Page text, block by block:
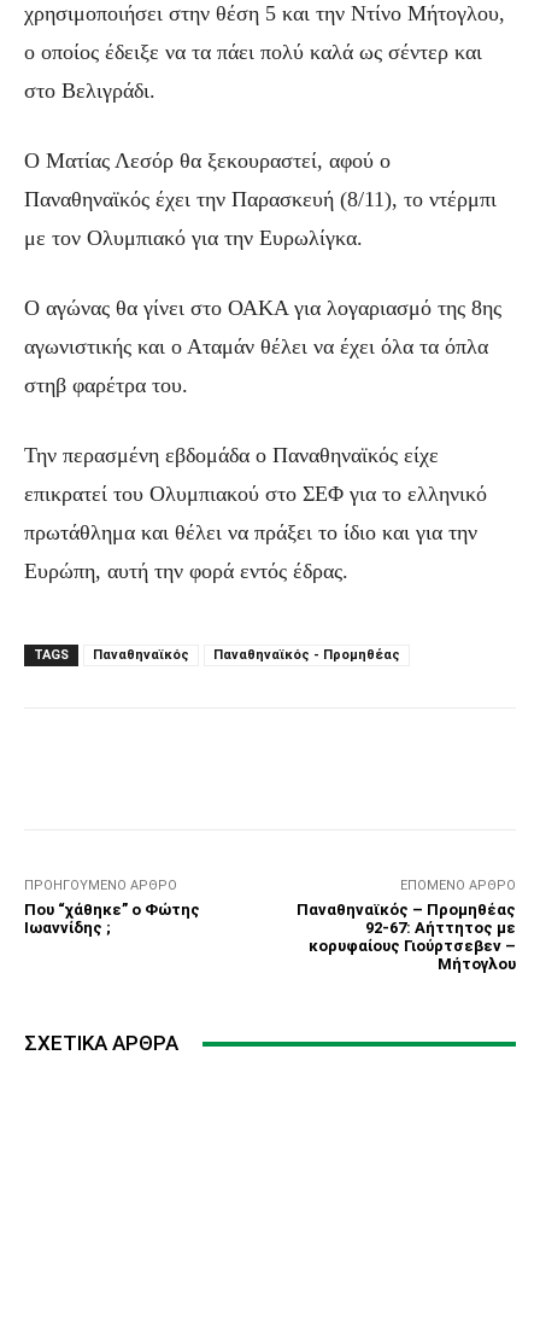
χρησιμοποιήσει στην θέση 5 και την Ντίνο Μήτογλου,
ο οποίος έδειξε να τα πάει πολύ καλά ως σέντερ και
στο Βελιγράδι.
Ο Ματίας Λεσόρ θα ξεκουραστεί, αφού ο
Παναθηναϊκός έχει την Παρασκευή (8/11), το ντέρμπι
με τον Ολυμπιακό για την Ευρωλίγκα.
Ο αγώνας θα γίνει στο ΟΑΚΑ για λογαριασμό της 8ης
αγωνιστικής και ο Αταμάν θέλει να έχει όλα τα όπλα
στηβ φαρέτρα του.
Την περασμένη εβδομάδα ο Παναθηναϊκός είχε
επικρατεί του Ολυμπιακού στο ΣΕΦ για το ελληνικό
πρωτάθλημα και θέλει να πράξει το ίδιο και για την
Ευρώπη, αυτή την φορά εντός έδρας.
TAGS Παναθηναϊκός Παναθηναϊκός - Προμηθέας
ΠΡΟΗΓΟΎΜΕΝΟ ΆΡΘΡΟ
Που “χάθηκε” ο Φώτης
Ιωαννίδης ;
ΕΠΌΜΕΝΟ ΆΡΘΡΟ
Παναθηναϊκός – Προμηθέας
92-67: Αήττητος με
κορυφαίους Γιούρτσεβεν –
Μήτογλου
ΣΧΕΤΙΚΆ ΆΡΘΡΑ